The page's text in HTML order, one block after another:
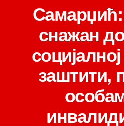
снажан
социјалној
заштити,